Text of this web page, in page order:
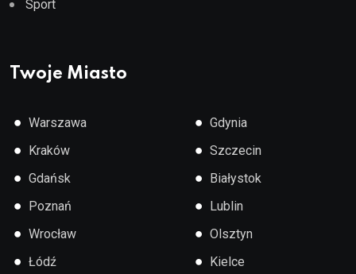
Sport
Twoje Miasto
● Warszawa
● Kraków
● Gdańsk
● Poznań
● Wrocław
● Łódź
● Gdynia
● Szczecin
● Białystok
● Lublin
● Olsztyn
● Kielce